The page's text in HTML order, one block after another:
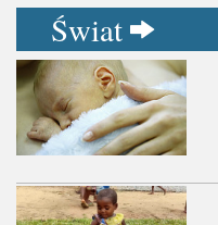
Świat